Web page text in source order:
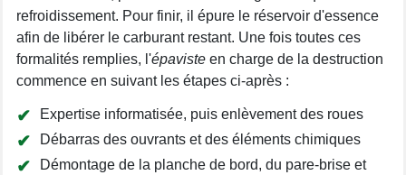
refroidissement. Pour finir, il épure le réservoir d'essence
afin de libérer le carburant restant. Une fois toutes ces
formalités remplies, l'épaviste en charge de la destruction
commence en suivant les étapes ci-après :
Expertise informatisée, puis enlèvement des roues
Débarras des ouvrants et des éléments chimiques
Démontage de la planche de bord, du pare-brise et